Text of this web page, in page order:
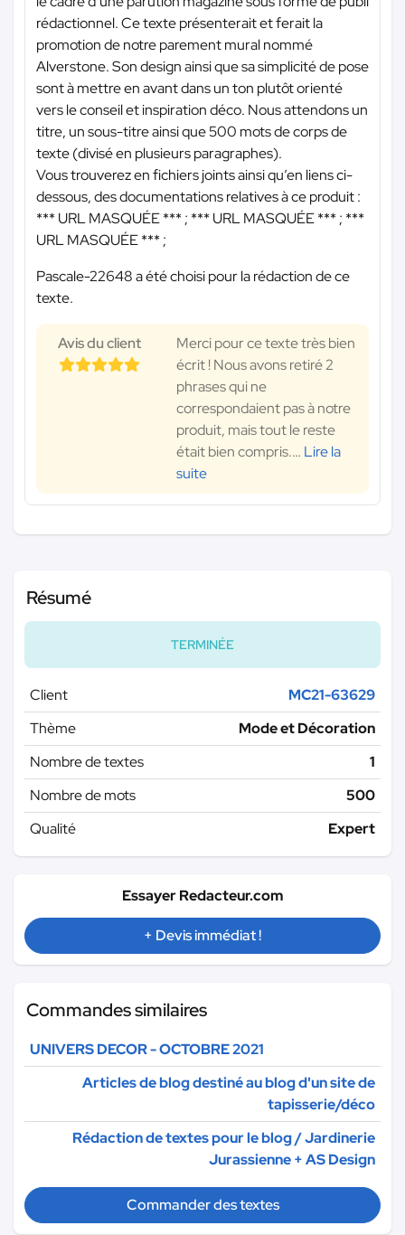
rédactionnel. Ce texte présenterait et ferait la
promotion de notre parement mural nommé
Alverstone. Son design ainsi que sa simplicité de pose
sont à mettre en avant dans un ton plutôt orienté
vers le conseil et inspiration déco. Nous attendons un
titre, un sous-titre ainsi que 500 mots de corps de
texte (divisé en plusieurs paragraphes).
Vous trouverez en fichiers joints ainsi qu’en liens ci-
dessous, des documentations relatives à ce produit :
*** URL MASQUÉE *** ; *** URL MASQUÉE *** ; ***
URL MASQUÉE *** ;
Pascale-22648 a été choisi pour la rédaction de ce
texte.
Avis du client
Merci pour ce texte très bien
écrit ! Nous avons retiré 2
phrases qui ne
correspondaient pas à notre
produit, mais tout le reste
était bien compris.… Lire la
suite
Résumé
TERMINÉE
Client
MC21-63629
Thème
Mode et Décoration
Nombre de textes
1
Nombre de mots
500
Qualité
Expert
Essayer Redacteur.com
+ Devis immédiat !
Commandes similaires
UNIVERS DECOR - OCTOBRE 2021
Articles de blog destiné au blog d'un site de
tapisserie/déco
Rédaction de textes pour le blog / Jardinerie
Jurassienne + AS Design
Commander des textes